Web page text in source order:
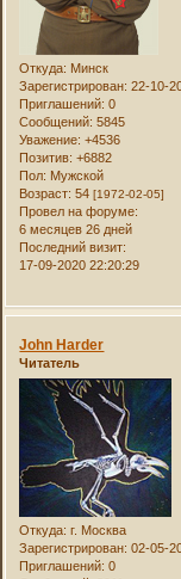
Откуда: Минск
Зарегистрирован: 22-10-
Приглашений: 0
Сообщений: 5845
Уважение: +4536
Позитив: +6882
Пол: Мужской
Возраст: 54[1972-02-05]
Провел на форуме:
6 месяцев 26 дней
Последний визит:
17-09-2020 22:20:29
John Harder
Читатель
Откуда: г. Москва
Зарегистрирован: 02-05-
Приглашений: 0